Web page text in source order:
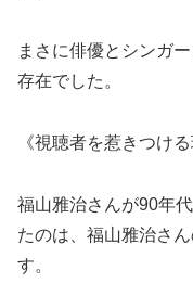
まさに俳優とシンガ
存在でした。
《視聴者を惹きつける
福山雅治さんが90年
たのは、福山雅治さ
す。